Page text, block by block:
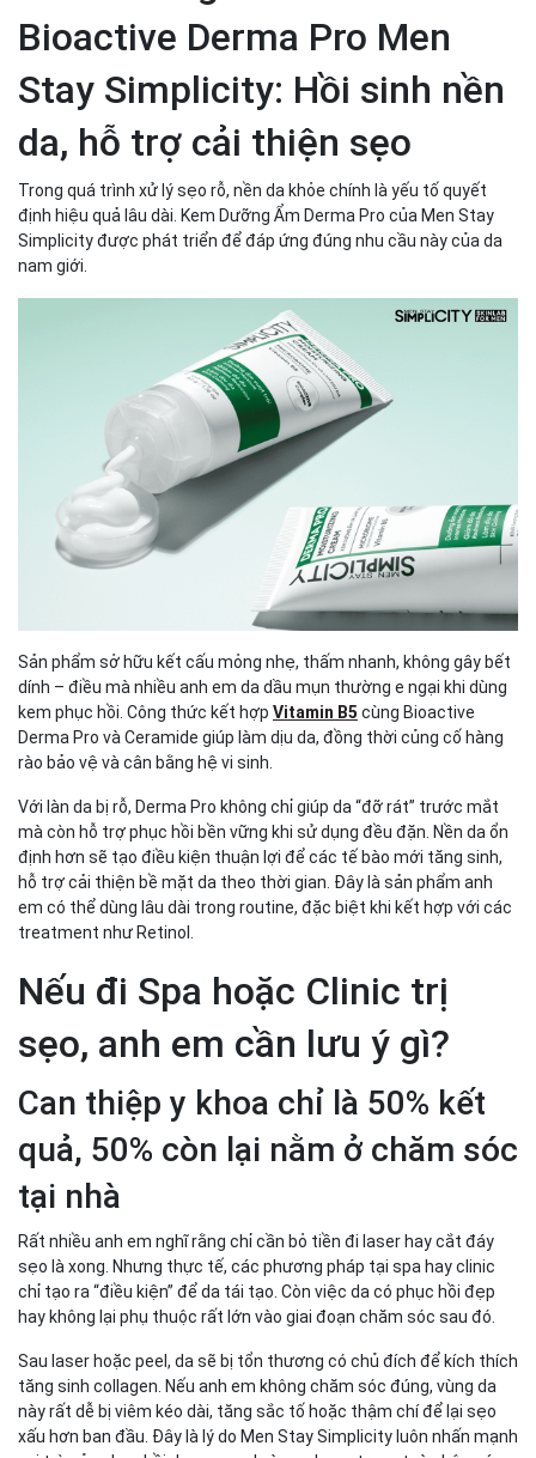
Bioactive Derma Pro Men
Stay Simplicity: Hồi sinh nền
da, hỗ trợ cải thiện sẹo
Trong quá trình xử lý sẹo rỗ, nền da khỏe chính là yếu tố quyết
định hiệu quả lâu dài. Kem Dưỡng Ẩm Derma Pro của Men Stay
Simplicity được phát triển để đáp ứng đúng nhu cầu này của da
nam giới.
Sản phẩm sở hữu kết cấu mỏng nhẹ, thấm nhanh, không gây bết
dính – điều mà nhiều anh em da dầu mụn thường e ngại khi dùng
kem phục hồi. Công thức kết hợp Vitamin B5 cùng Bioactive
Derma Pro và Ceramide giúp làm dịu da, đồng thời củng cố hàng
rào bảo vệ và cân bằng hệ vi sinh.
Với làn da bị rỗ, Derma Pro không chỉ giúp da “đỡ rát” trước mắt
mà còn hỗ trợ phục hồi bền vững khi sử dụng đều đặn. Nền da ổn
định hơn sẽ tạo điều kiện thuận lợi để các tế bào mới tăng sinh,
hỗ trợ cải thiện bề mặt da theo thời gian. Đây là sản phẩm anh
em có thể dùng lâu dài trong routine, đặc biệt khi kết hợp với các
treatment như Retinol.
Nếu đi Spa hoặc Clinic trị
sẹo, anh em cần lưu ý gì?
Can thiệp y khoa chỉ là 50% kết
quả, 50% còn lại nằm ở chăm sóc
tại nhà
Rất nhiều anh em nghĩ rằng chỉ cần bỏ tiền đi laser hay cắt đáy
sẹo là xong. Nhưng thực tế, các phương pháp tại spa hay clinic
chỉ tạo ra “điều kiện” để da tái tạo. Còn việc da có phục hồi đẹp
hay không lại phụ thuộc rất lớn vào giai đoạn chăm sóc sau đó.
Sau laser hoặc peel, da sẽ bị tổn thương có chủ đích để kích thích
tăng sinh collagen. Nếu anh em không chăm sóc đúng, vùng da
này rất dễ bị viêm kéo dài, tăng sắc tố hoặc thậm chí để lại sẹo
xấu hơn ban đầu. Đây là lý do Men Stay Simplicity luôn nhấn mạnh